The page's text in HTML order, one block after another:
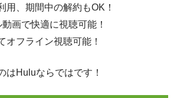
用、期間中の解約もOK！
画で快適に視聴可能！
オフライン視聴可能！
はHuluならではです！